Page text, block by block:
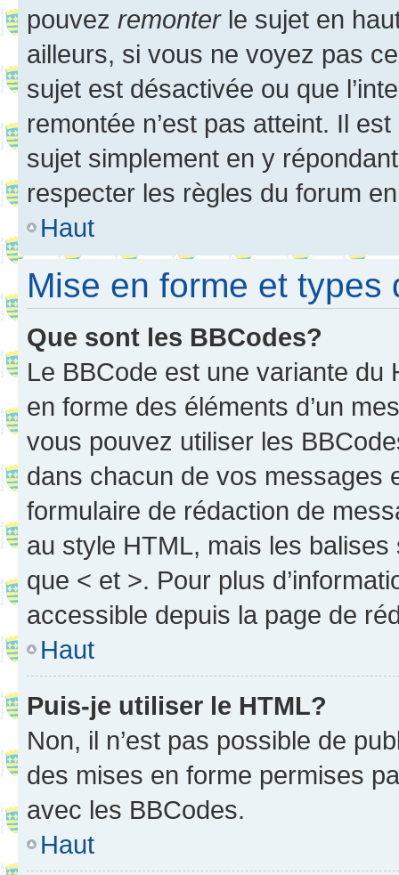
pouvez remonterle sujet en
ailleurs, si vous ne voyez pas
sujet est désactivée ou que
remontée n’est pas atteint. Il
sujet simplement en y
respecter les règles du forum
Haut
Mise en forme et types
Que sont les BBCodes?
Le BBCode est une variante du
en forme des éléments d’un
vous pouvez utiliser les
dans chacun de vos messages
formulaire de rédaction de
au style HTML, mais les
que < et >. Pour plus
accessible depuis la page de
Haut
Puis-je utiliser le HTML?
Non, il n’est pas possible de
des mises en forme permises
avec les BBCodes.
Haut